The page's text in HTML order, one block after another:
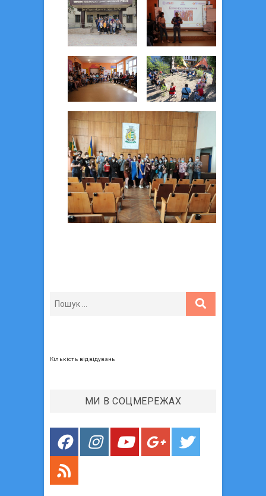
Кількість відвідувань
МИ В СОЦМЕРЕЖАХ